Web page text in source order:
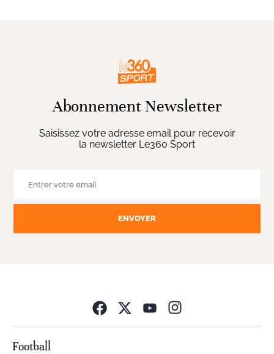
Abonnement Newsletter
Saisissez votre adresse email pour recevoir
la newsletter Le360 Sport
ENVOYER
Football